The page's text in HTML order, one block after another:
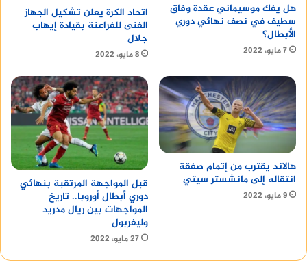
هل يفك موسيماني عقدة وفاق
سطيف في نصف نهائي دوري
الأبطال؟
7 مايو، 2022
اتحاد الكرة يعلن تشكيل الجهاز
الفنى للفراعنة بقيادة إيهاب
جلال
8 مايو، 2022
هالاند يقترب من إتمام صفقة
انتقاله إلى مانشستر سيتي
9 مايو، 2022
قبل المواجهة المرتقبة بنهائي
دوري أبطال أوروبا.. تاريخ
المواجهات بين ريال مدريد
وليفربول
27 مايو، 2022